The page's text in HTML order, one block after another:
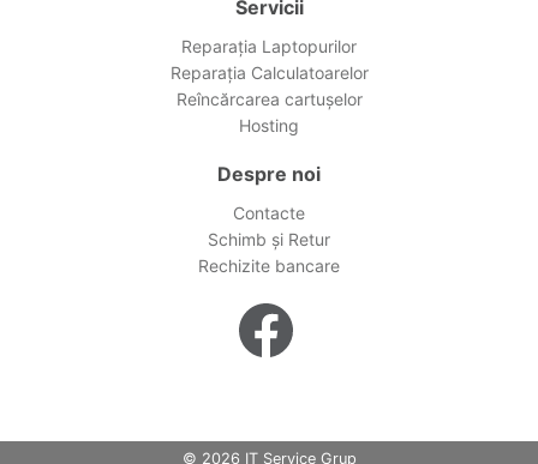
Servicii
Reparația Laptopurilor
Reparația Calculatoarelor
Reîncărcarea cartușelor
Hosting
Despre noi
Contacte
Schimb și Retur
Rechizite bancare
© 2026 IT Service Grup